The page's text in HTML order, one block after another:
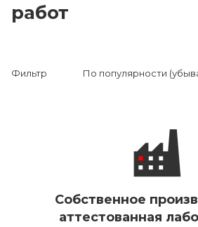
работ
Фильтр По популярности
Собственное
аттестованная